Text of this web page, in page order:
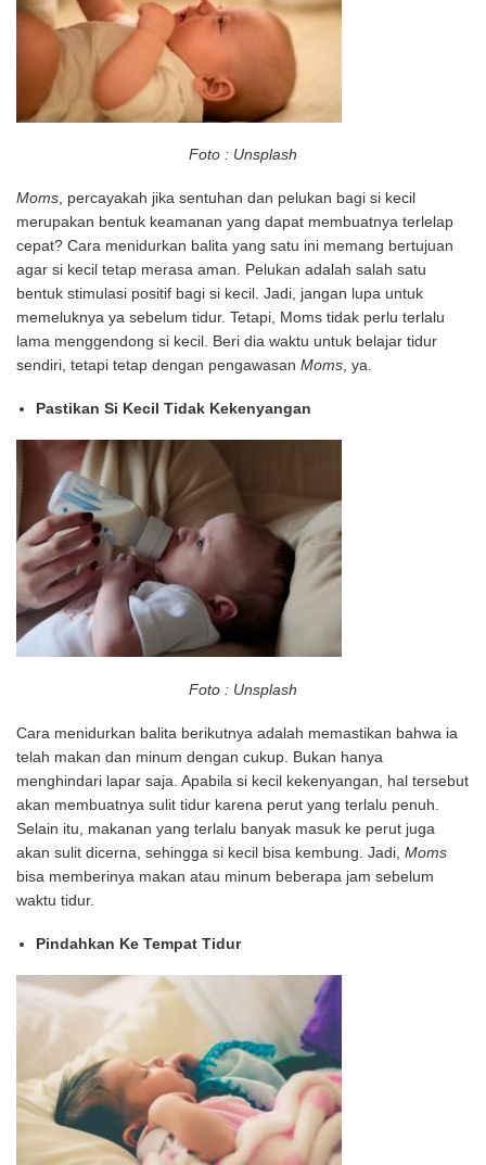
Foto : Unsplash
Moms, percayakah jika sentuhan dan pelukan bagi si kecil
merupakan bentuk keamanan yang dapat membuatnya terlelap
cepat? Cara menidurkan balita yang satu ini memang bertujuan
agar si kecil tetap merasa aman. Pelukan adalah salah satu
bentuk stimulasi positif bagi si kecil. Jadi, jangan lupa untuk
memeluknya ya sebelum tidur. Tetapi, Moms tidak perlu terlalu
lama menggendong si kecil. Beri dia waktu untuk belajar tidur
sendiri, tetapi tetap dengan pengawasan Moms, ya.
Pastikan Si Kecil Tidak Kekenyangan
Foto : Unsplash
Cara menidurkan balita berikutnya adalah memastikan bahwa ia
telah makan dan minum dengan cukup. Bukan hanya
menghindari lapar saja. Apabila si kecil kekenyangan, hal tersebut
akan membuatnya sulit tidur karena perut yang terlalu penuh.
Selain itu, makanan yang terlalu banyak masuk ke perut juga
akan sulit dicerna, sehingga si kecil bisa kembung. Jadi, Moms
bisa memberinya makan atau minum beberapa jam sebelum
waktu tidur.
Pindahkan Ke Tempat Tidur